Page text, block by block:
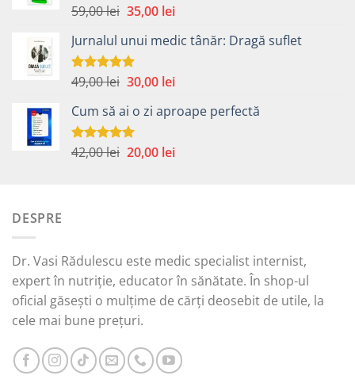
Evaluat la
59,00lei Prețul
a
fost:
59,00 lei.
35,00 leiPrețul
este:
Jurnalul unui medic tânăr: Dragă suflet
Evaluat la
49,00lei Prețul
a
fost:
49,00 lei.
30,00 leiPrețul
este:
Cum să ai o zi aproape perfectă
Evaluat la
42,00lei Prețul
20,00 leiPrețul
DESPRE
Dr. Vasi Rădulescu este medic specialist internist,
expert în nutriție, educator în sănătate. În shop-ul
oficial găsești o mulțime de cărți deosebit de utile, la
cele mai bune prețuri.